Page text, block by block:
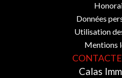
Données
Utilisation
Mentions
Calas